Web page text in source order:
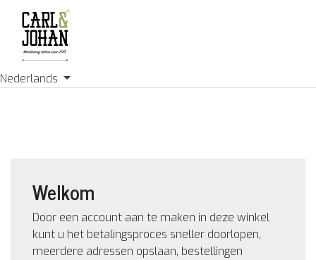
Nederlands
Welkom
Door een account aan te maken in deze winkel
kunt u het betalingsproces sneller doorlopen,
meerdere adressen opslaan, bestellingen